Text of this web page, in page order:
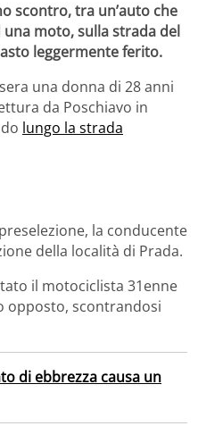
scontro, tra un’auto che
moto, sulla strada del
leggermente ferito.
una donna di 28 anni
da Poschiavo in
lungo la strada
la conducente
della località di Prada.
il motociclista 31enne
opposto, scontrandosi
di ebbrezza causa un